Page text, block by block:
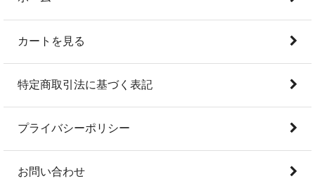
カートを見る
特定商取引法に基づく表記
プライバシーポリシー
お問い合わせ